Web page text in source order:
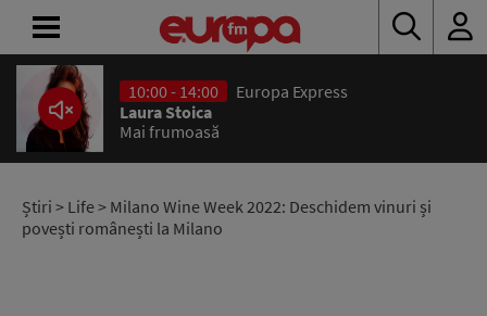
10:00 - 14:00
Europa Express
Laura Stoica
Mai frumoasă
Știri > Life> Milano Wine Week 2022: Deschidem vinuri și
povești românești la Milano
ACASĂ
ȘTIRI
RADIO